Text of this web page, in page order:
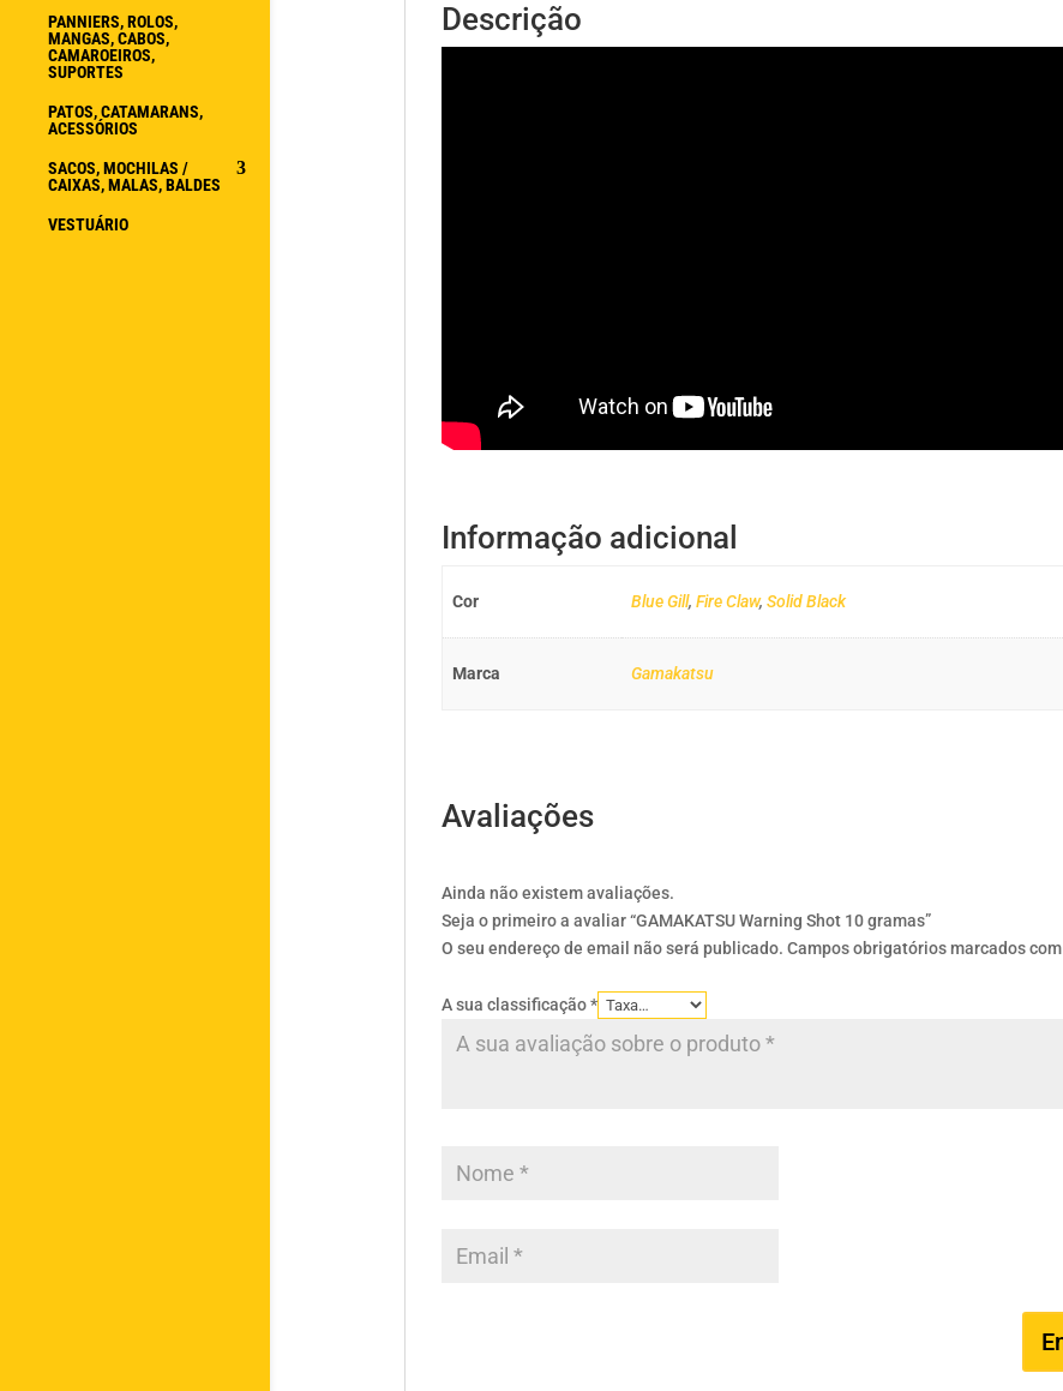
PANNIERS, ROLOS,
MANGAS, CABOS,
CAMAROEIROS,
SUPORTES
PATOS, CATAMARANS,
ACESSÓRIOS
SACOS, MOCHILAS /
CAIXAS, MALAS, BALDES
VESTUÁRIO
Descrição
Informação adicional
Cor Blue Gill,Fire Claw,Solid Black
Marca Gamakatsu
Avaliações
Ainda não existem avaliações.
Seja o primeiro a avaliar “GAMAKATSU Warning Shot 10 gramas”
O seu endereço de email não será publicado. Campos obrigatórios marcados com
A sua classificação*